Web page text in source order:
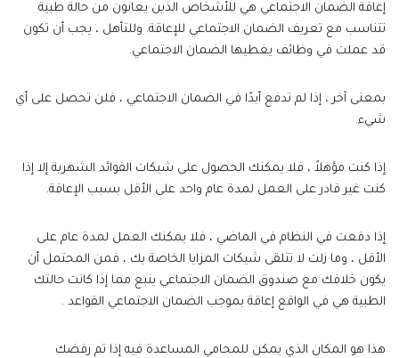
إعاقة الضمان الاجتماعي هي للأشخاص الذين يعانون من حالة طبية
تتناسب مع تعريف الضمان الاجتماعي للإعاقة. وللتأهل ، يجب أن تكون
قد عملت في وظائف يغطيها الضمان الاجتماعي.
بمعنى آخر ، إذا لم تدفع أبدًا في الضمان الاجتماعي ، فلن تحصل على أي
شيء.
إذا كنت مؤهلاً ، فلا يمكنك الحصول على شيكات الفوائد الشهرية إلا إذا
كنت غير قادر على العمل لمدة عام واحد على الأقل بسبب الإعاقة.
إذا دفعت في النظام في الماضي ، فلا يمكنك العمل لمدة عام على
الأقل ، وما زلت لا تتلقى شيكات المزايا الخاصة بك ، فمن المحتمل أن
يكون خلافك مع صندوق الضمان الاجتماعي ينبع مما إذا كانت حالتك
الطبية هي في الواقع إعاقة بموجب الضمان الاجتماعي القواعد .
هذا هو المكان الذي يمكن للمحامي المساعدة فيه إذا تم رفضك